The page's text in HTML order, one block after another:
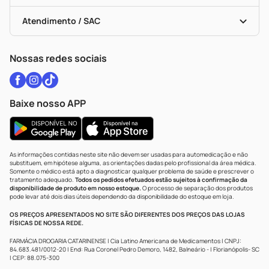
Bulas De A A Z
Políticas De Marketplace
Autoteste Covid-19
Vacinas
Portal Da Privacidade
Atendimento / SAC
Nossas redes sociais
Baixe nosso APP
As informações contidas neste site não devem ser usadas para automedicação e não
substituem, em hipótese alguma, as orientações dadas pelo profissional da área médica.
Somente o médico está apto a diagnosticar qualquer problema de saúde e prescrever o
tratamento adequado. Todos os pedidos efetuados estão sujeitos à confirmação da
disponibilidade de produto em nosso estoque.O processo de separação dos produtos
pode levar até dois dias úteis dependendo da disponibilidade do estoque em loja.
OS PREÇOS APRESENTADOS NO SITE SÃO DIFERENTES DOS PREÇOS DAS LOJAS
FÍSICAS DE NOSSA REDE.
FARMÁCIA DROGARIA CATARINENSE | Cia Latino Americana de Medicamentos | CNPJ:
84.683.481/0012-20 | End: Rua Coronel Pedro Demoro, 1482, Balneário - | Florianópolis- SC
| CEP: 88.075-300